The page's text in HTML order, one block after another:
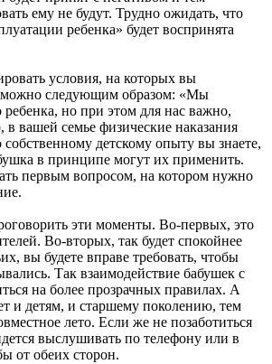
ему не будут. Трудно ожидать, что
ребенка» будет воспринята
условия, на которых вы
можно следующим образом: «Мы
ребенка, но при этом для нас важно,
вашей семье физические наказания
детскому опыту вы знаете,
в принципе могут их применить.
первым вопросом, на котором нужно
эти моменты. Во-первых, это
Во-вторых, так будет спокойнее
вы будете вправе требовать, чтобы
Так взаимодействие бабушек с
на более прозрачных правилах. А
и детям, и старшему поколению, тем
лето. Если же не позаботиться
выслушивать по телефону или в
от обеих сторон.